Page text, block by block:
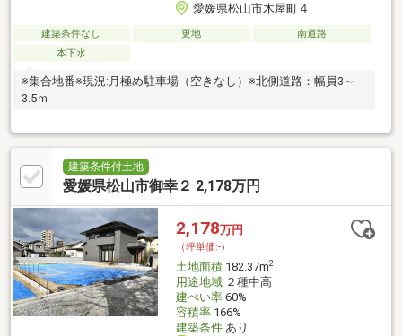
愛媛県松山市木屋町４
建築条件なし 更地
南道路
本下水
※集合地番※現況:月極め駐車場（空きなし）※北側道路：幅員3～
3.5ｍ
建築条件付土地
愛媛県松山市御幸２ 2,178万円
2,178万円
（坪単価:-）
土地面積182.37m2
用途地域２種中高
建ぺい率60%
容積率166%
建築条件あり